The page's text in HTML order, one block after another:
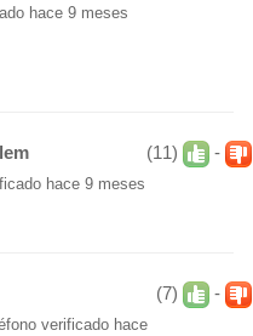
hace 9 meses
(11) -
hace 9 meses
(7) -
verificado hace